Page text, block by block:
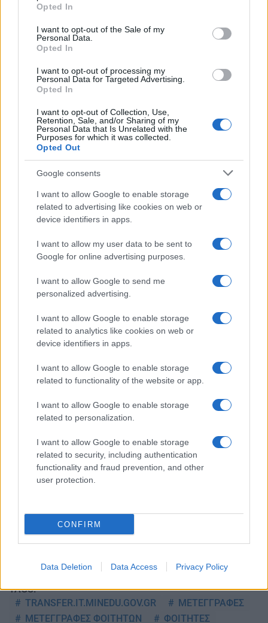
use your data for below specified purposes in below Google
consent section.
Opted In
I want to opt-out of the Sale of my
Personal Data.
Opted In
I want to opt-out of processing my
Personal Data for Targeted Advertising.
Opted In
I want to opt-out of Collection, Use,
Retention, Sale, and/or Sharing of my
Personal Data that Is Unrelated with the
Purposes for which it was collected.
Opted Out
Google consents
I want to allow Google to enable storage
related to advertising like cookies on web or
device identifiers in apps.
I want to allow my user data to be sent to
Google for online advertising purposes.
I want to allow Google to send me
personalized advertising.
I want to allow Google to enable storage
related to analytics like cookies on web or
device identifiers in apps.
I want to allow Google to enable storage
related to functionality of the website or app.
I want to allow Google to enable storage
related to personalization.
I want to allow Google to enable storage
related to security, including authentication
functionality and fraud prevention, and other
user protection.
CONFIRM
Data Deletion Data Access Privacy Policy
είναι διαθέσιμες οι οδηγίες χρήσης σχετικά με τη
διαδικασία υποβολής της ηλεκτρονικής αίτησης και των
ιδιαίτερα σοβαρές και εξαιρετικές περιπτώσεις.
να ξέρετε – Εκπτώσεις και Κυριακές με
ανοιχτά καταστήματα
Ακολουθείστε το iPaideia.gr στο Google News
TελευταίεςΕιδήσειςγια την Παιδεία και την εργασία
στοiPaideia.gr
TAGS:
TRANSFER.IT.MINEDU.GOV.GR
ΜΕΤΕΓΓΡΑΦΕΣ
ΜΕΤΕΓΓΡΑΦΕΣ ΦΟΙΤΗΤΩΝ
ΦΟΙΤΗΤΕΣ